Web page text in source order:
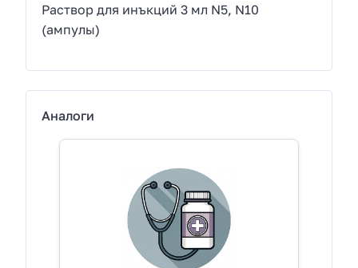
Раствор для инъкций 3 мл N5, N10
(ампулы)
Аналоги